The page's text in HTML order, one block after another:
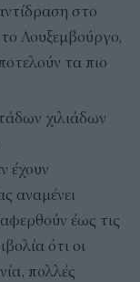
στο
Λουξεμβούργο,
τα πιο
χιλιάδων
έχουν
αναμένει
έως τις
ότι οι
πολλές